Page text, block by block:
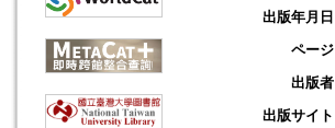
出版年月日
ページ
出版者
出版サイト